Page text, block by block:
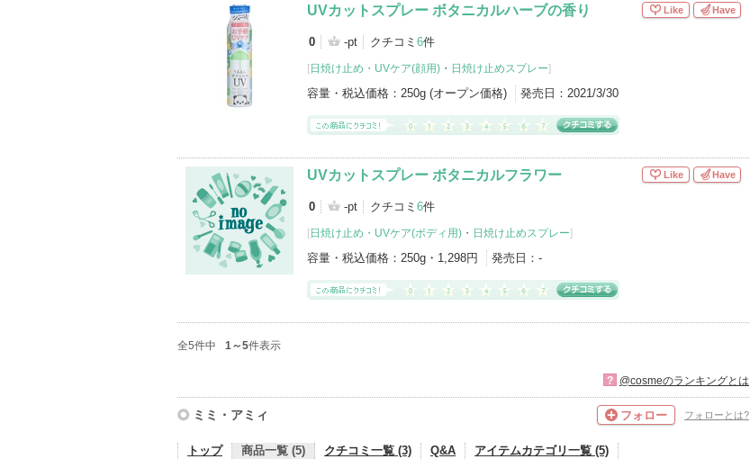
UVカットスプレー ボタニカルハーブの香り
0 -pt クチコミ 6件
[日焼け止め・UVケア(顔用) ・ 日焼け止めスプレー]
容量・税込価格： 250g (オープン価格) 発売日： 2021/3/30
Like Have
UVカットスプレー ボタニカルフラワー
0 -pt クチコミ 6件
[日焼け止め・UVケア(ボディ用) ・ 日焼け止めスプレー]
容量・税込価格： 250g・1,298円 発売日： -
Like Have
全5件中 1～5件表示
? @cosmeのランキングとは
ミミ・アミィ フォロー フォローとは?
トップ 商品一覧 (5) クチコミ一覧 (3) Q&A アイテムカテゴリ一覧 (5)